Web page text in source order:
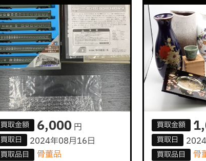
買取金額 6,000 円
買取日 2024年08月16日
買取品目 骨董品
買取金額
買取日
買取品目 骨